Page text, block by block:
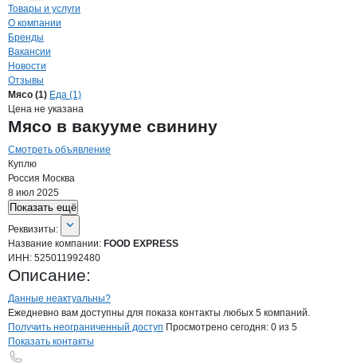
Навигация по странице
Товары и услуги
О компании
Бренды
Вакансии
Новости
Отзывы
Продукция
Навигация по продуктам
Мясо (1) Еда (1)
Цена не указана
Мясо в вакууме свинину
Смотреть объявление
Куплю
Россия Москва
8 июл 2025
Показать ещё
О компании
Реквизиты
Реквизиты:
Название компании: FOOD EXPRESS
ИНН: 525011992480
Описание:
Контактыкомпании
+7(800)000-00-..
Данные неактуальны?
Ежедневно вам доступны для показа контакты любых 5 компаний.
Получить неограниченный доступ Просмотрено сегодня: 0 из 5
Показать контакты